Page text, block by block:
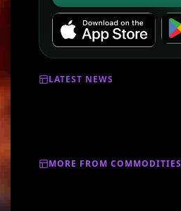
LATEST NEWS
MORE FROM COMMODITIES